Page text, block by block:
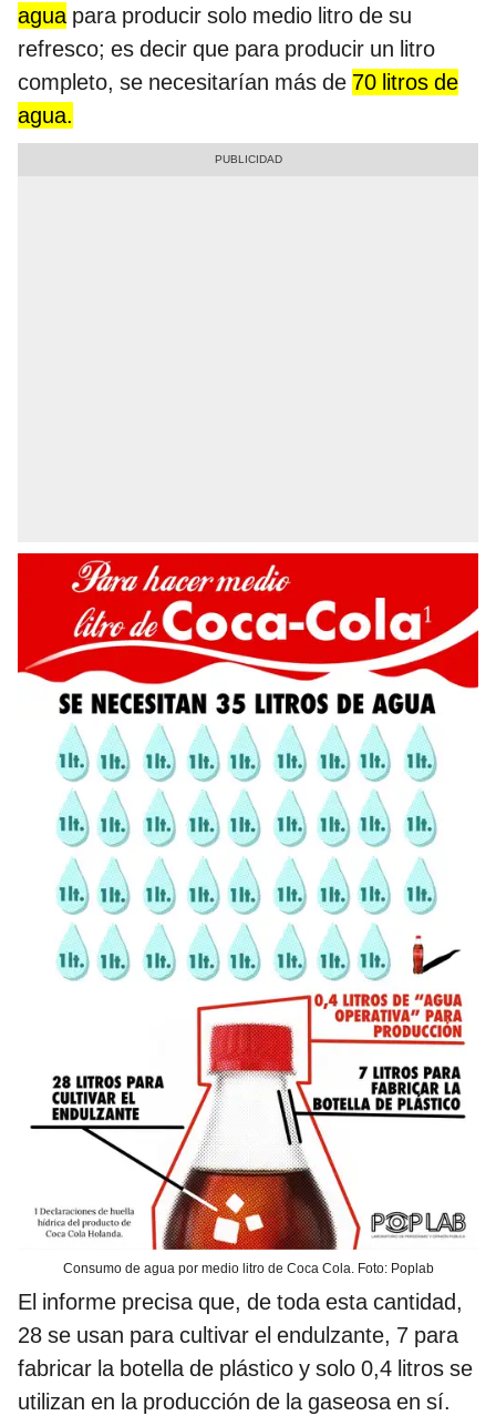
aguapara producir solo medio litro de su
refresco; es decir que para producir un litro
completo, se necesitarían más de 70 litros de
agua.
Consumo de agua por medio litro de Coca Cola. Foto: Poplab
El informe precisa que, de toda esta cantidad,
28 se usan para cultivar el endulzante, 7 para
fabricar la botella de plástico y solo 0,4 litros se
utilizan en la producción de la gaseosa en sí.